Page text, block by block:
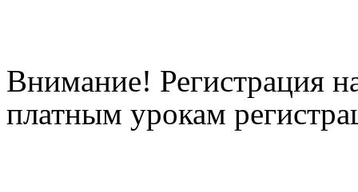
Внимание! Регистрация
платным урокам